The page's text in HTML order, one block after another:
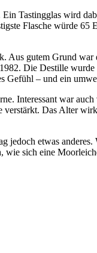
Tastingglas wird
Flasche würde 65
Aus gutem Grund
Die Destille wurde
Gefühl – und ein
Interessant war
Das Alter
jedoch etwas
wie sich eine